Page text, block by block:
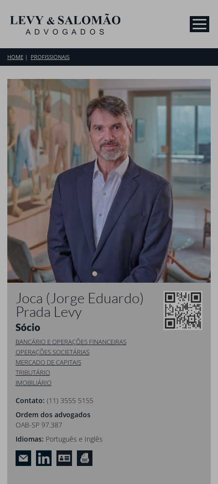
HOME PROFISSIONAIS
Joca (Jorge Eduardo)
Prada Levy
Sócio
BANCÁRIO E OPERAÇÕES FINANCEIRAS
OPERAÇÕES SOCIETÁRIAS
MERCADO DE CAPITAIS
TRIBUTÁRIO
IMOBILIÁRIO
Contato: (11) 3555 5155
Ordem dos advogados
OAB-SP 97.387
Idiomas: Português e Inglês